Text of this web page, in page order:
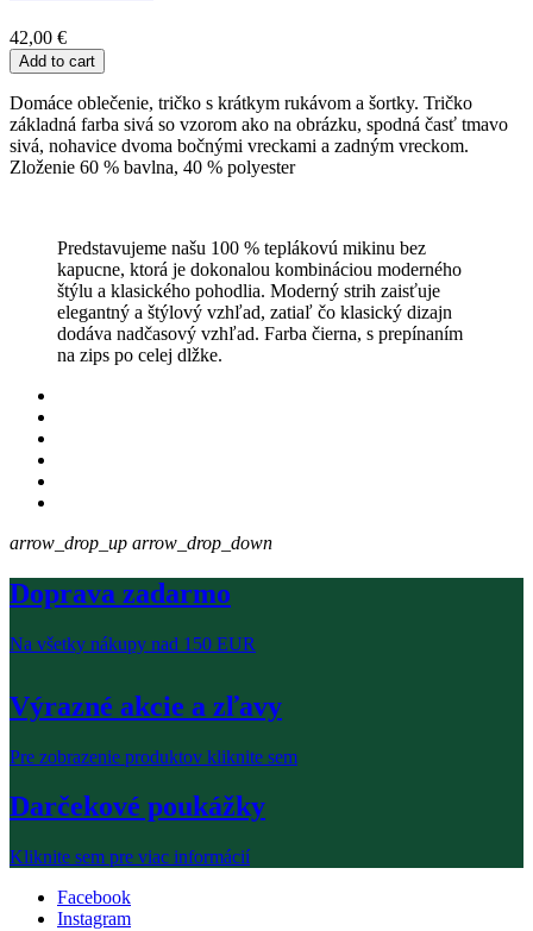
42,00 €
Add to cart
Domáce oblečenie, tričko s krátkym rukávom a šortky. Tričko
základná farba sivá so vzorom ako na obrázku, spodná časť tmavo
sivá, nohavice dvoma bočnými vreckami a zadným vreckom.
Zloženie 60 % bavlna, 40 % polyester
Predstavujeme našu 100 % teplákovú mikinu bez
kapucne, ktorá je dokonalou kombináciou moderného
štýlu a klasického pohodlia. Moderný strih zaisťuje
elegantný a štýlový vzhľad, zatiaľ čo klasický dizajn
dodáva nadčasový vzhľad. Farba čierna, s prepínaním
na zips po celej dlžke.
arrow_drop_up arrow_drop_down
Doprava zadarmo
Na všetky nákupy nad 150 EUR
Výrazné akcie a zľavy
Pre zobrazenie produktov kliknite sem
Darčekové poukážky
Kliknite sem pre viac informácií
Facebook
Instagram